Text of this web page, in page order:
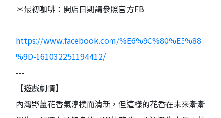
＊最初咖啡：開店日期請參照官方FB
https://www.facebook.com/%E6%9C%80%E5%88
%9D-161032251194412/
---
【遊戲劇情】
內灣野薑花香氣淳樸而清新，但這樣的花香在未來漸漸